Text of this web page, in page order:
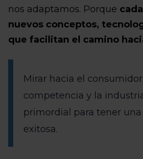
nos adaptamos. Porque
nuevos conceptos,
que facilitan el camino
Mirar hacia el
competencia y la
primordial para tener
exitosa.